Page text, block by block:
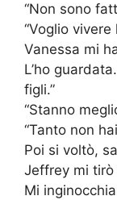
“Non sono
“Voglio vivere
Vanessa mi
L’ho
figli.”
“Stanno
“Tanto non
Poi si voltò,
Jeffrey mi tirò
Mi